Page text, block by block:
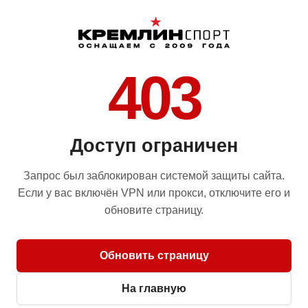
403
Доступ ограничен
Запрос был заблокирован системой защиты сайта.
Если у вас включён VPN или прокси, отключите его и
обновите страницу.
Обновить страницу
На главную